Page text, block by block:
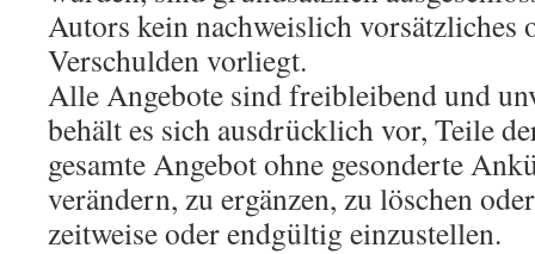
Autors kein nachweislich vorsätzliches
Verschulden vorliegt.
Alle Angebote sind freibleibend und
behält es sich ausdrücklich vor, Teile
gesamte Angebot ohne gesonderte
verändern, zu ergänzen, zu löschen
zeitweise oder endgültig einzustellen.